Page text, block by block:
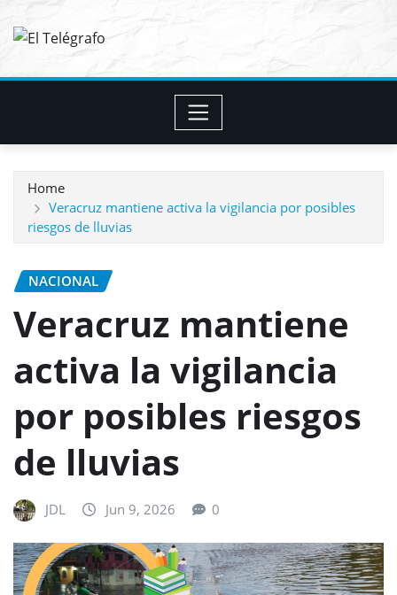
Home
Veracruz mantiene activa la vigilancia por posibles
riesgos de lluvias
NACIONAL
Veracruz mantiene
activa la vigilancia
por posibles riesgos
de lluvias
JDL Jun 9, 2026 0